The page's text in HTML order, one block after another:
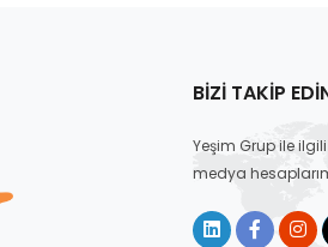
BIZI TAKIP
Yeşim Grup ile
medya